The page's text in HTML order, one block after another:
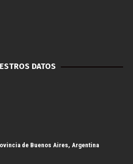
DATOS
de Buenos Aires, Argentina